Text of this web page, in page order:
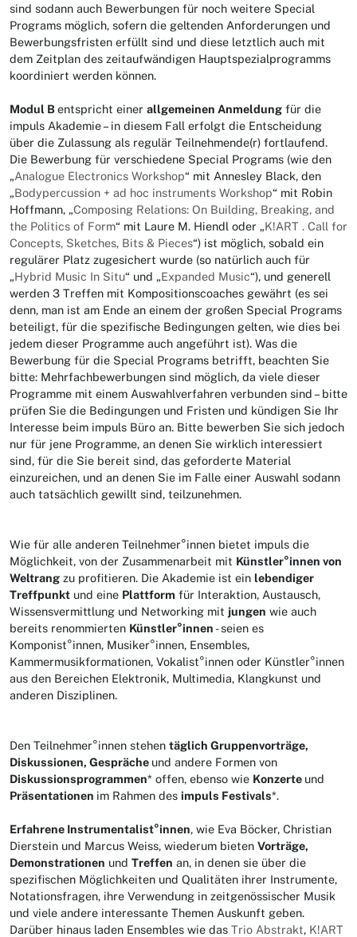
sind sodann auch Bewerbungen für noch weitere Special
Programs möglich, sofern die geltenden Anforderungen und
Bewerbungsfristen erfüllt sind und diese letztlich auch mit
dem Zeitplan des zeitaufwändigen Hauptspezialprogramms
koordiniert werden können.
Modul Bentspricht einer allgemeinen Anmeldung für die
impuls Akademie – in diesem Fall erfolgt die Entscheidung
über die Zulassung als regulär Teilnehmende(r) fortlaufend.
Die Bewerbung für verschiedene Special Programs (wie den
„Analogue Electronics Workshop“ mit Annesley Black, den
„Bodypercussion + ad hoc instruments Workshop“ mit Robin
Hoffmann, „Composing Relations: On Building, Breaking, and
the Politics of Form“ mit Laure M. Hiendl oder „K!ART . Call for
Concepts, Sketches, Bits & Pieces“) ist möglich, sobald ein
regulärer Platz zugesichert wurde (so natürlich auch für
„Hybrid Music In Situ“ und „Expanded Music“), und generell
werden 3 Treffen mit Kompositionscoaches gewährt (es sei
denn, man ist am Ende an einem der großen Special Programs
beteiligt, für die spezifische Bedingungen gelten, wie dies bei
jedem dieser Programme auch angeführt ist). Was die
Bewerbung für die Special Programs betrifft, beachten Sie
bitte: Mehrfachbewerbungen sind möglich, da viele dieser
Programme mit einem Auswahlverfahren verbunden sind – bitte
prüfen Sie die Bedingungen und Fristen und kündigen Sie Ihr
Interesse beim impuls Büro an. Bitte bewerben Sie sich jedoch
nur für jene Programme, an denen Sie wirklich interessiert
sind, für die Sie bereit sind, das geforderte Material
einzureichen, und an denen Sie im Falle einer Auswahl sodann
auch tatsächlich gewillt sind, teilzunehmen.
Wie für alle anderen Teilnehmer°innen bietet impuls die
Möglichkeit, von der Zusammenarbeit mit Künstler°innen von
Weltrang zu profitieren. Die Akademie ist ein lebendiger
Treffpunkt und eine Plattform für Interaktion, Austausch,
Wissensvermittlung und Networking mit jungen wie auch
bereits renommierten Künstler°innen - seien es
Komponist°innen, Musiker°innen, Ensembles,
Kammermusikformationen, Vokalist°innen oder Künstler°innen
aus den Bereichen Elektronik, Multimedia, Klangkunst und
anderen Disziplinen.
Den Teilnehmer°innen stehen täglich Gruppenvorträge,
Diskussionen, Gespräche und andere Formen von
Diskussionsprogrammen* offen, ebenso wie Konzerte und
Präsentationen im Rahmen des impuls Festivals*.
Erfahrene Instrumentalist°innen, wie Eva Böcker, Christian
Dierstein und Marcus Weiss, wiederum bieten Vorträge,
Demonstrationen und Treffen an, in denen sie über die
spezifischen Möglichkeiten und Qualitäten ihrer Instrumente,
Notationsfragen, ihre Verwendung in zeitgenössischer Musik
und viele andere interessante Themen Auskunft geben.
Darüber hinaus laden Ensembles wie das Trio Abstrakt, K!ART